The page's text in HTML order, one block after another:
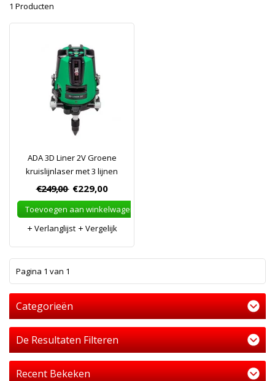
1 Producten
ADA 3D Liner 2V Groene
kruislijnlaser met 3 lijnen
€249,00 €229,00
Toevoegen aan winkelwagen
Verlanglijst
Vergelijk
Pagina 1 van 1
Categorieën
De Resultaten Filteren
Recent Bekeken